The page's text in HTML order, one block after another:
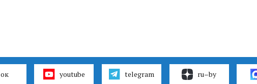
ок youtube telegram ru–by